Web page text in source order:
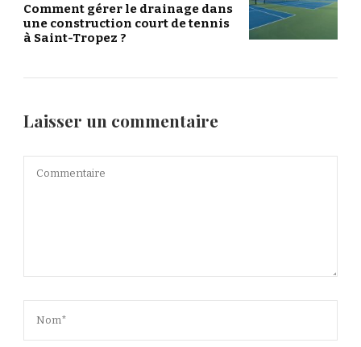
Comment gérer le drainage dans
une construction court de tennis
à Saint-Tropez ?
Laisser un commentaire